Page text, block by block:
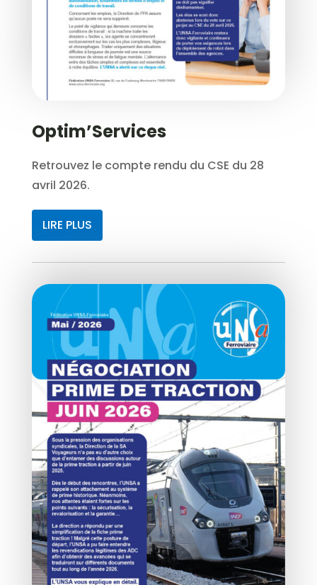
Optim’Services
Retrouvez le compte rendu du CSE du 28
avril 2026.
LIRE PLUS